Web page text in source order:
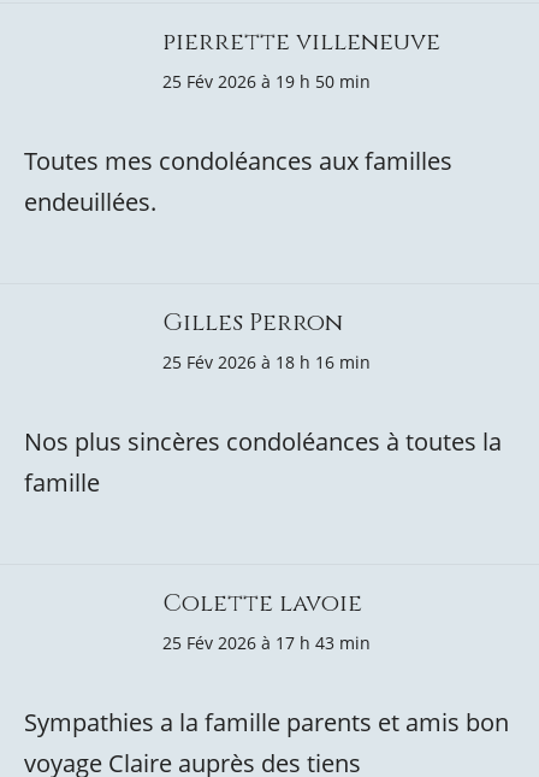
pierrette villeneuve
25 Fév 2026 à 19 h 50 min
Toutes mes condoléances aux familles
endeuillées.
Gilles Perron
25 Fév 2026 à 18 h 16 min
Nos plus sincères condoléances à toutes la
famille
Colette lavoie
25 Fév 2026 à 17 h 43 min
Sympathies a la famille parents et amis bon
voyage Claire auprès des tiens